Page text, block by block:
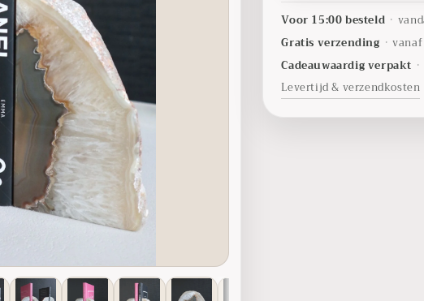
Voor 15:00 besteld •
Gratis verzending •
Cadeauwaardig verpakt •
Levertijd & verzendkosten